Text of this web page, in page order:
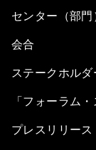
センター（部門
会合
ステークホル
「フォーラム
プレスリリース